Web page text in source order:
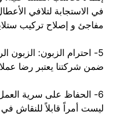
في الاستجابة لتلافي
مفاجئ و إصلاح تركيب
5- احترام الزبون:
ضمن شركتنا يعتبر رضا
6- الحفاظ على سرية
ليست أمراً قابلاً للنقاش في